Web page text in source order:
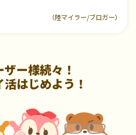
（陸マイラー/ブロガー）
ー様続々！
はじめよう！